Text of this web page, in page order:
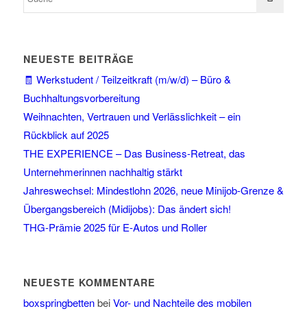
NEUESTE BEITRÄGE
🧾 Werkstudent / Teilzeitkraft (m/w/d) – Büro &
Buchhaltungsvorbereitung
Weihnachten, Vertrauen und Verlässlichkeit – ein
Rückblick auf 2025
THE EXPERIENCE – Das Business-Retreat, das
Unternehmerinnen nachhaltig stärkt
Jahreswechsel: Mindestlohn 2026, neue Minijob-Grenze &
Übergangsbereich (Midijobs): Das ändert sich!
THG-Prämie 2025 für E-Autos und Roller
NEUESTE KOMMENTARE
boxspringbettenbeiVor- und Nachteile des mobilen